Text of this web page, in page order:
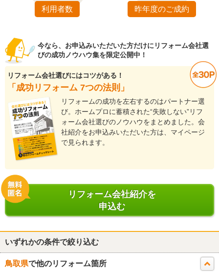
利用者数 昨年度のご成約
今なら、お申込みいただいた方だけにリフォーム会社選
びの成功ノウハウ集を限定公開中！
リフォーム会社選びにはコツがある！
「成功リフォーム 7つの法則」
リフォームの成功を左右するのはパートナー選
び。ホームプロに蓄積された“失敗しない”リフ
ォーム会社選びのノウハウをまとめました。会
社紹介をお申込みいただいた方は、マイページ
で見られます。
リフォーム会社紹介を
申込む
いずれかの条件で絞り込む
鳥取県で他のリフォーム箇所